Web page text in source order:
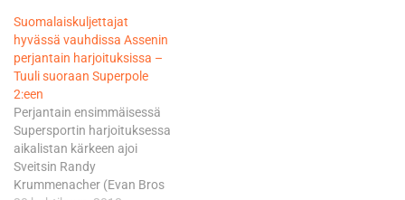
Suomalaiskuljettajat
hyvässä vauhdissa Assenin
perjantain harjoituksissa –
Tuuli suoraan Superpole
2:een
Perjantain ensimmäisessä
Supersportin harjoituksessa
aikalistan kärkeen ajoi
Sveitsin Randy
Krummenacher (Evan Bros